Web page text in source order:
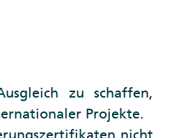
zu schaffen,
Projekte.
nicht